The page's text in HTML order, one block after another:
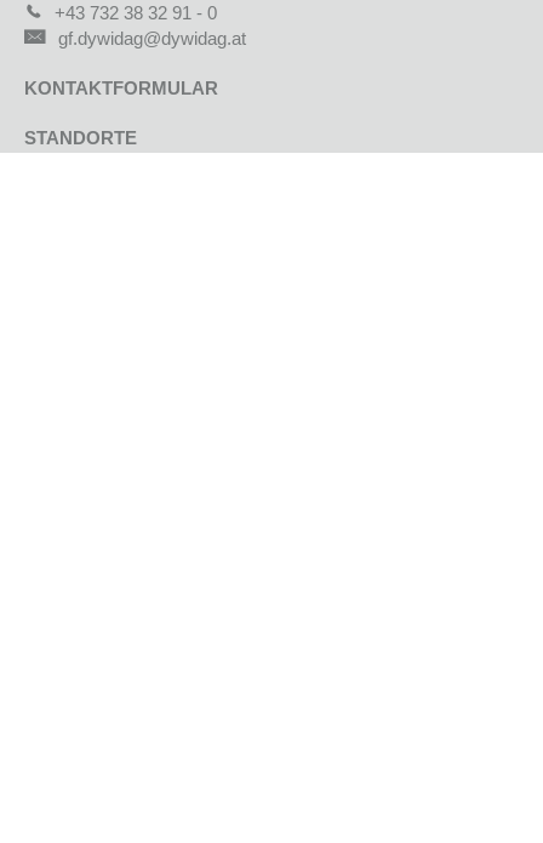
+43 732 38 32 91 - 0
gf.dywidag@dywidag.at
KONTAKTFORMULAR
STANDORTE